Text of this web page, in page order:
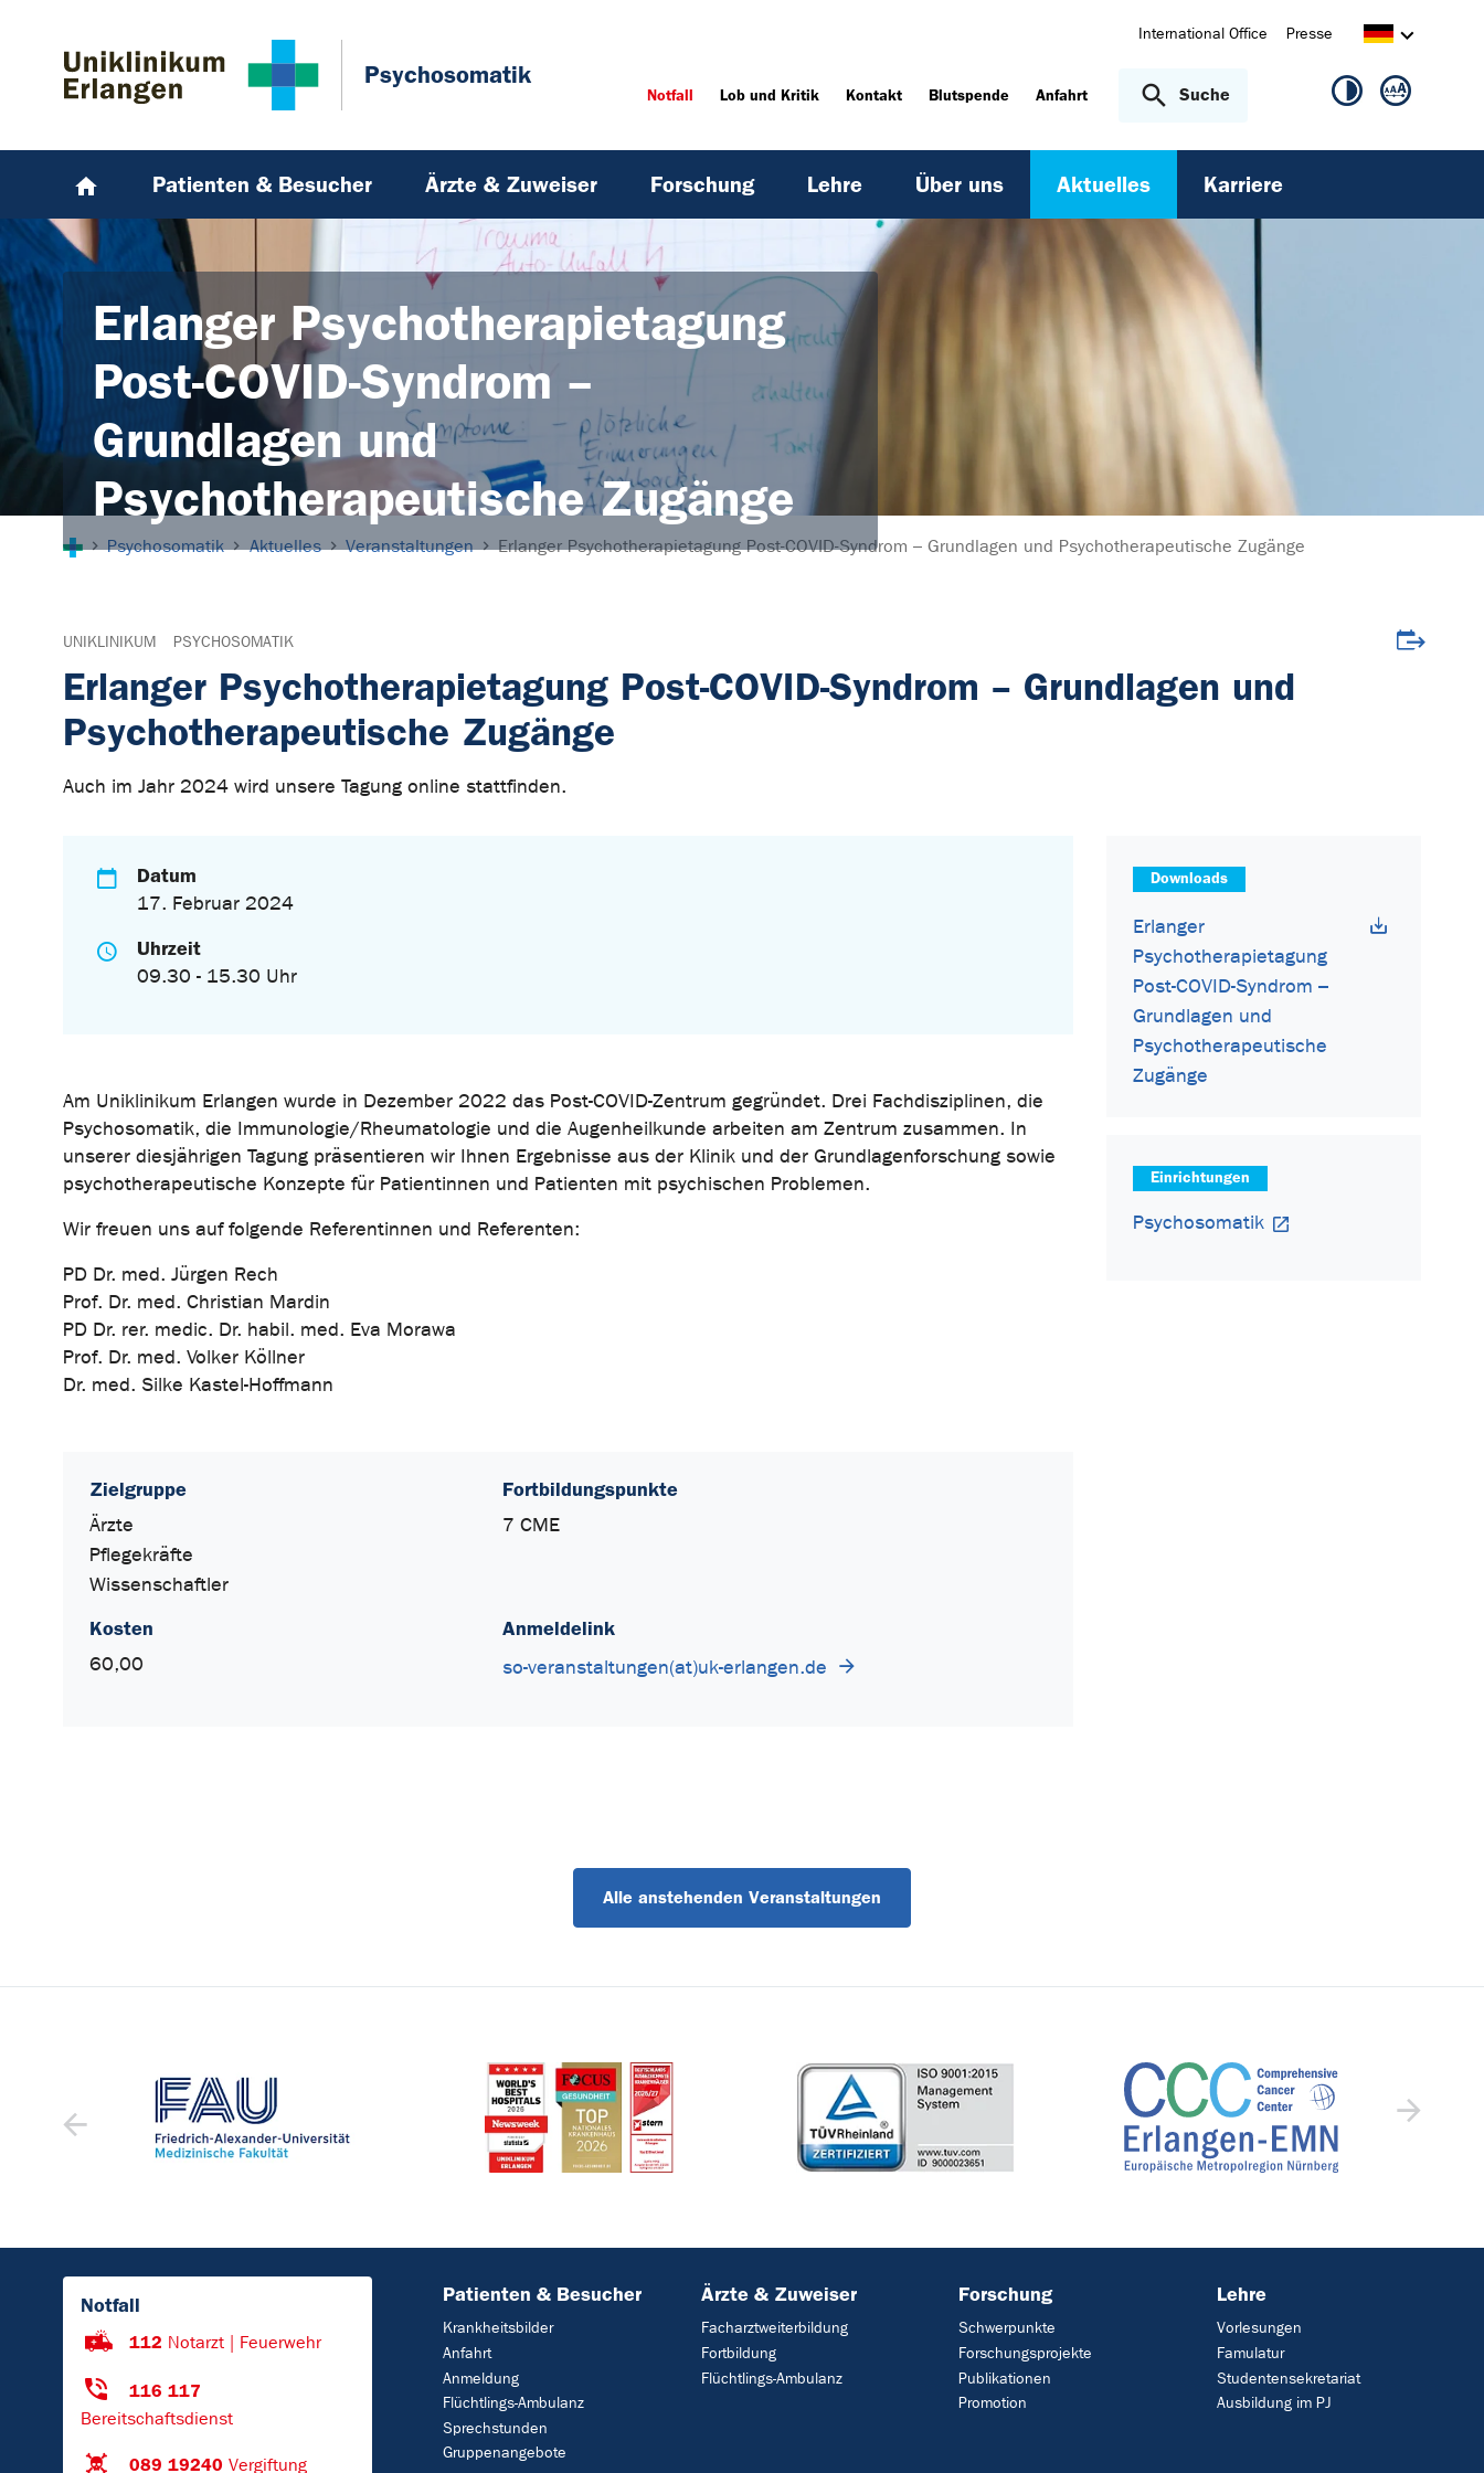
Psychosomatik
International Office Presse
Notfall Lob und Kritik Kontakt Blutspende Anfahrt Suche
Patienten & Besucher Ärzte & Zuweiser Forschung Lehre Über uns Aktuelles Karriere
Erlanger Psychotherapietagung
Post-COVID-Syndrom –
Grundlagen und
Psychotherapeutische Zugänge
Sie sind hier:
Psychosomatik Aktuelles Veranstaltungen Erlanger Psychotherapietagung Post-COVID-Syndrom – Grundlagen und Psychotherapeutische Zugänge
UNIKLINIKUM PSYCHOSOMATIK
Erlanger Psychotherapietagung Post-COVID-Syndrom – Grundlagen und
Psychotherapeutische Zugänge
Auch im Jahr 2024 wird unsere Tagung online stattfinden.
Datum
17. Februar 2024
Uhrzeit
09.30 - 15.30 Uhr
Am Uniklinikum Erlangen wurde in Dezember 2022 das Post-COVID-Zentrum gegründet. Drei Fachdisziplinen, die
Psychosomatik, die Immunologie/Rheumatologie und die Augenheilkunde arbeiten am Zentrum zusammen. In
unserer diesjährigen Tagung präsentieren wir Ihnen Ergebnisse aus der Klinik und der Grundlagenforschung sowie
psychotherapeutische Konzepte für Patientinnen und Patienten mit psychischen Problemen.
Wir freuen uns auf folgende Referentinnen und Referenten:
PD Dr. med. Jürgen Rech
Prof. Dr. med. Christian Mardin
PD Dr. rer. medic. Dr. habil. med. Eva Morawa
Prof. Dr. med. Volker Köllner
Dr. med. Silke Kastel-Hoffmann
Zielgruppe
Ärzte
Pflegekräfte
Wissenschaftler
Fortbildungspunkte
7 CME
Kosten
60,00
Anmeldelink
so-veranstaltungen(at)uk-erlangen.de
Downloads
Erlanger
Psychotherapietagung
Post-COVID-Syndrom –
Grundlagen und
Psychotherapeutische
Zugänge
Einrichtungen
Psychosomatik
Alle anstehenden Veranstaltungen
Notfall
112 Notarzt | Feuerwehr
116 117
Bereitschaftsdienst
089 19240 Vergiftung
Patienten & Besucher
Krankheitsbilder
Anfahrt
Anmeldung
Flüchtlings-Ambulanz
Sprechstunden
Gruppenangebote
Ärzte & Zuweiser
Facharztweiterbildung
Fortbildung
Flüchtlings-Ambulanz
Forschung
Schwerpunkte
Forschungsprojekte
Publikationen
Promotion
Lehre
Vorlesungen
Famulatur
Studentensekretariat
Ausbildung im PJ